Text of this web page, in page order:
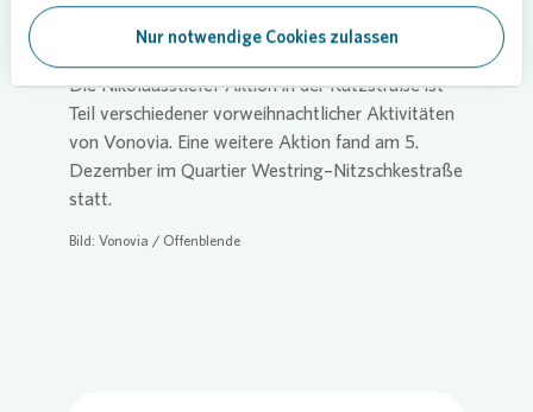
Nur notwendige Cookies zulassen
Nikolausaktion in weiterem Quartier
Die Nikolausstiefel-Aktion in der Kutzstraße ist
Teil verschiedener vorweihnachtlicher Aktivitäten
von Vonovia. Eine weitere Aktion fand am 5.
Dezember im Quartier Westring–Nitzschkestraße
statt.
Bild: Vonovia / Offenblende